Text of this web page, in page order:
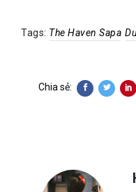
Tags: The Haven Sapa
Chia sẻ: